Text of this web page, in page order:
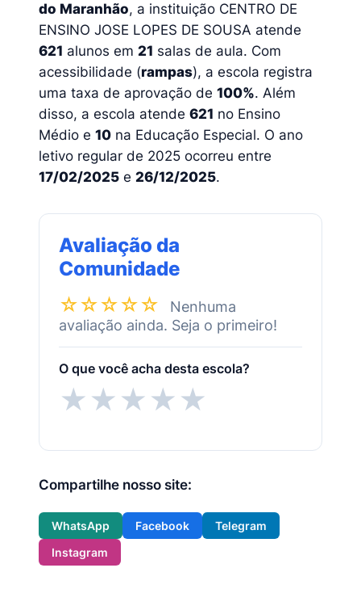
do Maranhão, a instituição CENTRO DE
ENSINO JOSE LOPES DE SOUSA atende
621 alunos em 21 salas de aula. Com
acessibilidade (rampas), a escola registra
uma taxa de aprovação de 100%. Além
disso, a escola atende 621 no Ensino
Médio e 10 na Educação Especial. O ano
letivo regular de 2025 ocorreu entre
17/02/2025 e 26/12/2025.
Avaliação da
Comunidade
☆☆☆☆☆
Nenhuma
avaliação ainda. Seja o primeiro!
O que você acha desta escola?
★★★★★
Compartilhe nosso site:
WhatsApp Facebook
Telegram
Instagram